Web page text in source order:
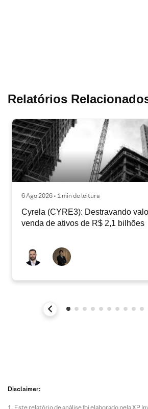
Relatórios
6 Ago 2026 • 1 min de leitura
Cyrela (CYRE3): Destravando
venda de ativos de R$ 2,1 bilhões
Disclaimer:
Este relatório de análise foi elaborado pela XP